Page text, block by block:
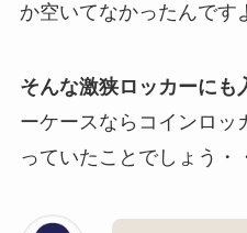
か空いてなかったんです
そんな激狭ロッカーにも
ーケースならコインロッ
っていたことでしょう・